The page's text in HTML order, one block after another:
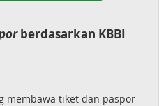
berdasarkan KBBI
membawa tiket dan paspor